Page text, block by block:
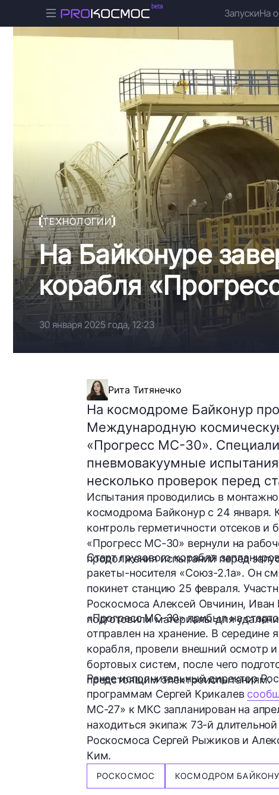
ЗапускиНа
ТЕХНОЛОГИИ
На Байконуре
корабля
30 января 2025 года, 12:23
Рита Титянечко
На космодроме Байконур
Международную
«Прогресс МС-30».
пневмовакуумные
несколько проверок перед
Испытания проводились в
космодрома Байконур с 24 января.
контроль герметичности отсеков
«Прогресс МС-30» вернули на
продолжения испытаний перед
Старт грузового корабля
ракеты-носителя «Союз-2.1а». Он
покинет станцию 25 февраля.
Роскосмоса Алексей Овчинин, Иван
подготовили материалы для
«Прогресс МС-30» прибыл на
отправлен на хранение. В
корабля, провели внешний осмотр
бортовых систем, после чего
предстоящимэлектроиспытаниям.
Ранее исполнительный директор
программам Сергей Крикалев
МС-27» к МКС запланирован на
находиться экипаж 73-й
Роскосмоса Сергей Рыжиков и
Ким.
РОСКОСМОС КОСМОДРОМ